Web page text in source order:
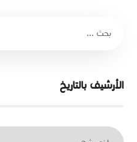
الأرشيف بالتاريخ